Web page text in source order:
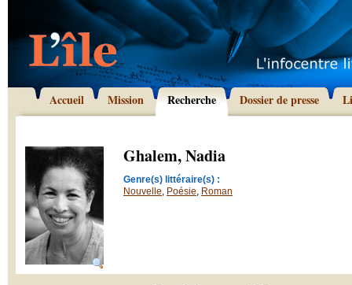
Accueil Mission Recherche Dossier de presse
Ghalem, Nadia
Genre(s) littéraire(s) :
Nouvelle, Poésie, Roman